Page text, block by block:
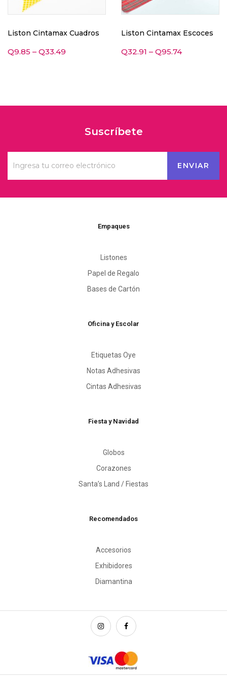
Liston Cintamax Cuadros
Q9.85 – Q33.49
Liston Cintamax Escoces
Q32.91 – Q95.74
Suscríbete
Empaques
Listones
Papel de Regalo
Bases de Cartón
Oficina y Escolar
Etiquetas Oye
Notas Adhesivas
Cintas Adhesivas
Fiesta y Navidad
Globos
Corazones
Santa’s Land / Fiestas
Recomendados
Accesorios
Exhibidores
Diamantina